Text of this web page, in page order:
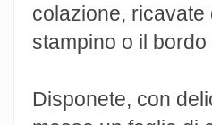
colazione,
stampino o il
Disponete, con